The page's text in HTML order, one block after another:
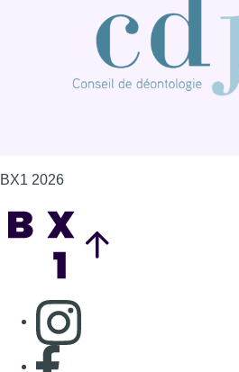
BX1 2026
Consulter page Instagram
Consulter page Facebook